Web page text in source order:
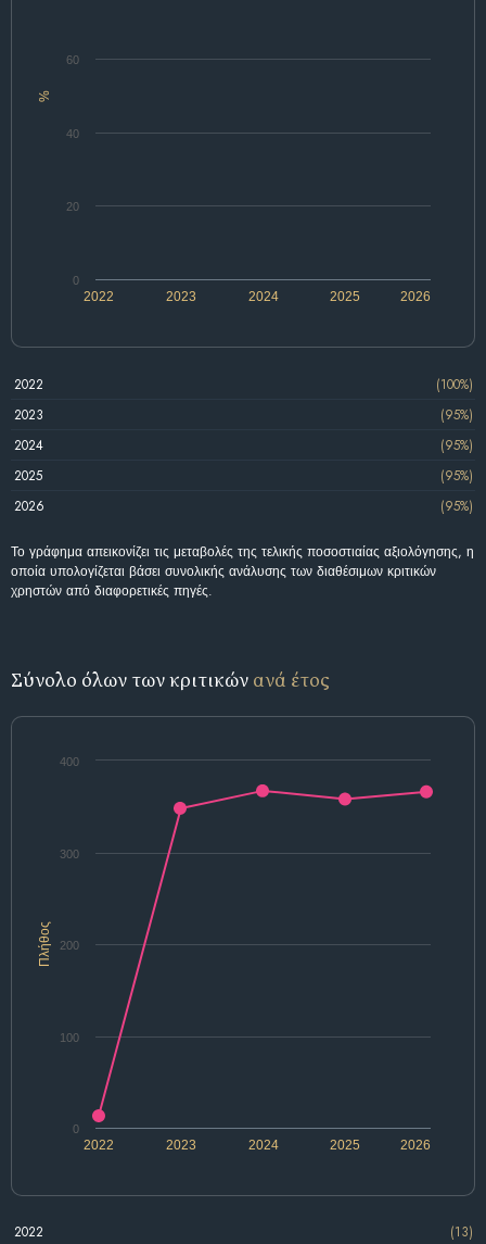
%
2022 2024 2026
2023 2025
0
20
40
60
2022
(100%)
2023
(95%)
2024
(95%)
2025
(95%)
2026
(95%)
Το γράφημα απεικονίζει τις μεταβολές της τελικής ποσοστιαίας αξιολόγησης, η
οποία υπολογίζεται βάσει συνολικής ανάλυσης των διαθέσιμων κριτικών
χρηστών από διαφορετικές πηγές.
Σύνολο όλων των κριτικών ανά έτος
Πλήθος
2025
2022 2023 2024 2026
0
100
200
300
400
2022
(13)